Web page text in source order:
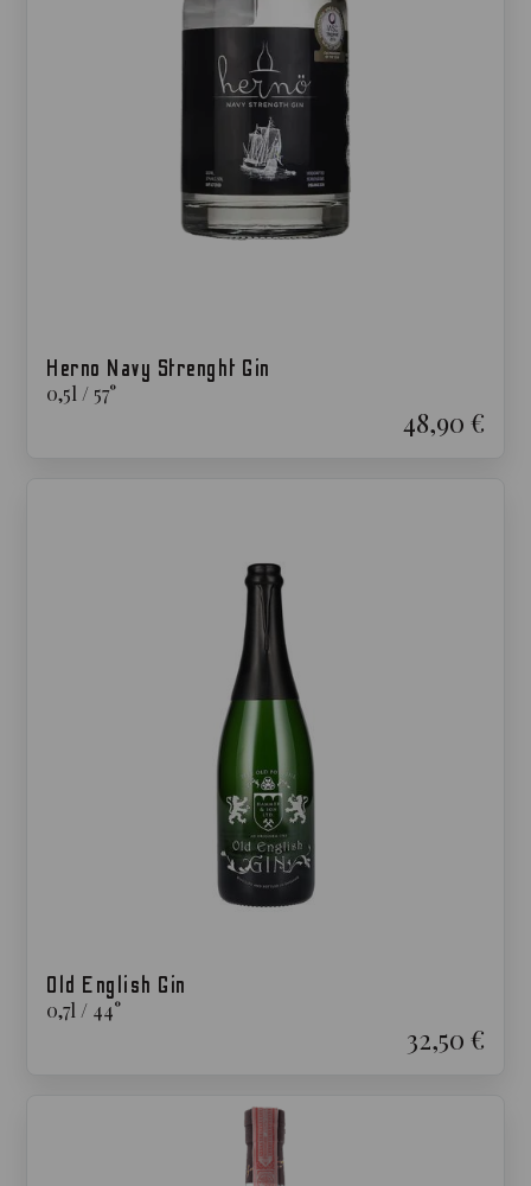
Herno Navy Strenght Gin
0,5l / 57°
48,90 €
Old English Gin
0,7l / 44°
32,50 €